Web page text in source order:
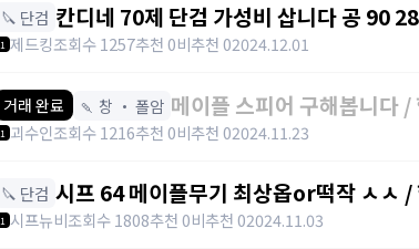
🔪 단검 칸디네 70제 단검 가성비 삽니다 공 90 280에삽니다! / 2800000 /
https://open.kakao.com/o/
1 제드킹조회수 1257추천 0비추천 02024.12.01
거래 완료 🍡 창 ・ 폴암 메이플 스피어 구해봅니다
https://
1 괴수인조회수 1216추천 0비추천 02024.11.23
🔪 단검 시프 64 메이플무기 최상옵or떡작 ㅅㅅ /
1 시프뉴비조회수 1808추천 0비추천 02024.11.03